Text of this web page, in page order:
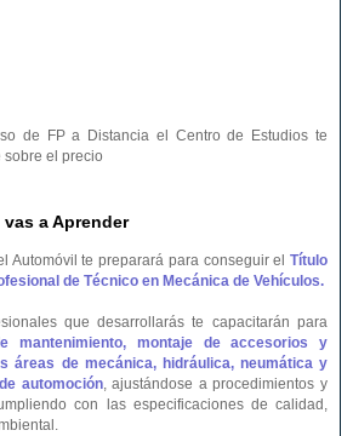
de FP a Distancia el Centro de Estudios te
el precio
a Aprender
Automóvil te preparará para conseguir el Título
de Técnico en Mecánica de Vehículos.
que desarrollarás te capacitarán para
mantenimiento, montaje de accesorios y
áreas de mecánica, hidráulica, neumática y
automoción, ajustándose a procedimientos y
con las especificaciones de calidad,